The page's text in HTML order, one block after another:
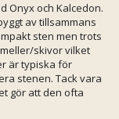
Onyx och Kalcedon.
av tillsammans
sten men trots
skivor vilket
är typiska för
stenen. Tack vara
gör att den ofta